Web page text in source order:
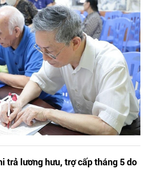
lên 3,8 triệu đồng/tháng.
trả lương hưu, trợ cấp tháng 5 do